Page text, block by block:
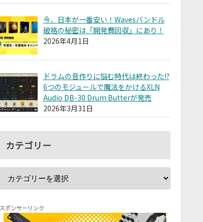
今、日本が一番安い！Wavesバンドル
破格の秘密は「開発費回収」にあり！
2026年4月1日
ドラムの音作りに悩む時代は終わった!?
6つのモジュールで魔法をかけるXLN
Audio DB-30 Drum Butterが発売
2026年3月31日
カテゴリー
スポンサーリンク